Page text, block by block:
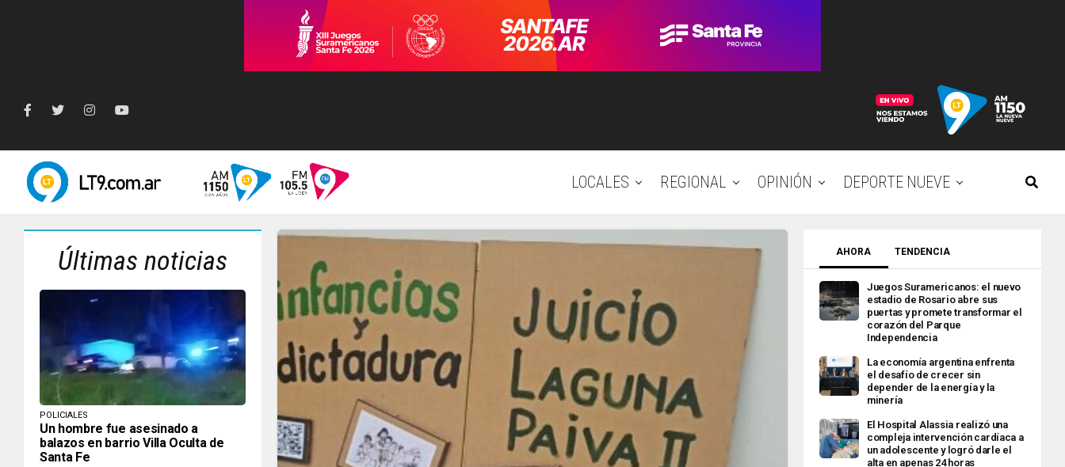
LOCALES REGIONAL OPINIÓN DEPORTE NUEVE
Últimas noticias
POLICIALES
Un hombre fue asesinado a
balazos en barrio Villa Oculta de
Santa Fe
AHORA TENDENCIA
Juegos Suramericanos: el nuevo
estadio de Rosario abre sus
puertas y promete transformar el
corazón del Parque
Independencia
La economía argentina enfrenta
el desafío de crecer sin
depender de la energía y la
minería
El Hospital Alassia realizó una
compleja intervención cardíaca a
un adolescente y logró darle el
alta en apenas 24 horas